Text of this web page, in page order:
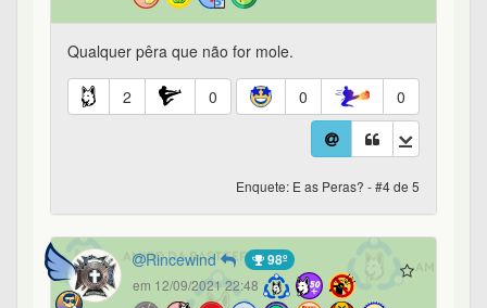
Qualquer pêra que não for mole.
2 0 0 0
Enquete: E as Peras? - #4 de 5
Rincewind 98º
em 12/09/2021 22:48